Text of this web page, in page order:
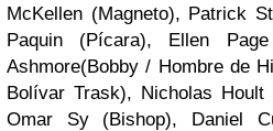
McKellen (Magneto), Patrick
Paquin (Pícara), Ellen Page
Ashmore(Bobby / Hombre de
Bolívar Trask), Nicholas Hoult
Omar Sy (Bishop), Daniel